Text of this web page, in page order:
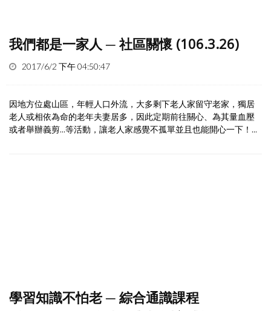
我們都是一家人 ─ 社區關懷 (106.3.26)
2017/6/2 下午 04:50:47
因地方位處山區，年輕人口外流，大多剩下老人家留守老家，獨居
老人或相依為命的老年夫妻居多，因此定期前往關心、為其量血壓
或者舉辦義剪...等活動，讓老人家感覺不孤單並且也能開心一下！...
學習知識不怕老 ─ 綜合通識課程